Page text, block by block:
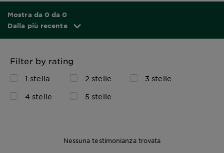
Mostra da 0 da 0
Dalla più recente
Filter by rating
1 stella 2 stelle
3 stelle
4 stelle
5 stelle
Nessuna testimonianza trovata